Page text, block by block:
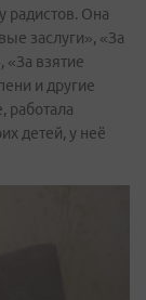
радистов. Она
заслуги», «За
«За взятие
и другие
работала
детей, у неё